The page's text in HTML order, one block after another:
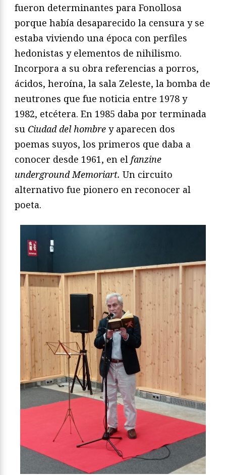
fueron determinantes para Fonollosa
porque había desaparecido la censura y se
estaba viviendo una época con perfiles
hedonistas y elementos de nihilismo.
Incorpora a su obra referencias a porros,
ácidos, heroína, la sala Zeleste, la bomba de
neutrones que fue noticia entre 1978 y
1982, etcétera. En 1985 daba por terminada
su Ciudad del hombre y aparecen dos
poemas suyos, los primeros que daba a
conocer desde 1961, en el fanzine
underground Memoriart. Un circuito
alternativo fue pionero en reconocer al
poeta.